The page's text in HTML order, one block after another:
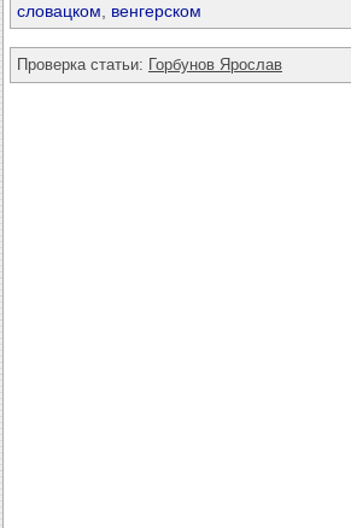
словацком
венгерском
Проверка статьи: Горбунов Ярослав